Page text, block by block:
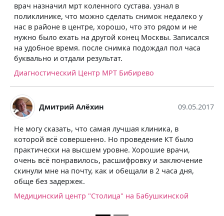
врач назначил мрт коленного сустава. узнал в
поликлинике, что можно сделать снимок недалеко у
нас в районе в центре, хорошо, что это рядом и не
нужно было ехать на другой конец Москвы. Записался
на удобное время. после снимка подождал пол часа
буквально и отдали результат.
Диагностический Центр МРТ Бибирево
Дмитрий Алёхин 09.05.2017
Не могу сказать, что самая лучшая клиника, в
которой всё совершенно. Но проведение КТ было
практически на высшем уровне. Хорошие врачи,
очень всё понравилось, расшифровку и заключение
скинули мне на почту, как и обещали в 2 часа дня,
обще без задержек.
Медицинский центр "Столица" на Бабушкинской